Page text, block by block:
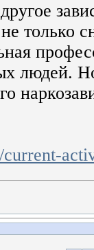
только
людей.